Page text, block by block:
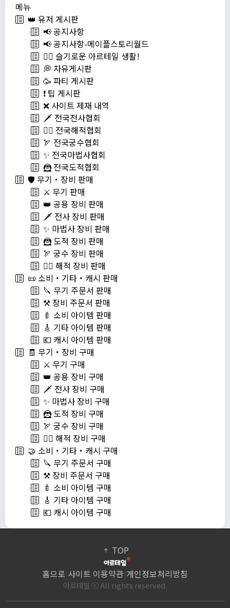
메뉴
👑 유저 게시판
📢 공지사항
📢 공지사항-메이플스토리월드
💁‍♂ 슬기로운 아르테일 생활!
💭 자유게시판
🥳 파티 게시판
❗️ 팁 게시판
❌ 사이트 제재 내역
🗡️ 전국전사협회
🏴‍☠️ 전국해적협회
🏹 전국궁수협회
✨ 전국마법사협회
🦹 전국도적협회
🛡️ 무기・장비 판매
⚔️ 무기 판매
👑 공용 장비 판매
🗡️ 전사 장비 판매
✨ 마법사 장비 판매
🦹 도적 장비 판매
🏹 궁수 장비 판매
🏴‍☠️ 해적 장비 판매
📜 소비・기타・캐시 판매
🔪 무기 주문서 판매
⚒️ 장비 주문서 판매
🍼 소비 아이템 판매
🎸 기타 아이템 판매
💶 캐시 아이템 판매
🧾 무기・장비 구매
⚔️ 무기 구매
👑 공용 장비 구매
🗡️ 전사 장비 구매
✨ 마법사 장비 구매
🦹 도적 장비 구매
🏹 궁수 장비 구매
🏴‍☠️ 해적 장비 구매
🤝 소비・기타・캐시 구매
🔪 무기 주문서 구매
⚒️ 장비 주문서 구매
🍼 소비 아이템 구매
🎸 기타 아이템 구매
💶 캐시 아이템 구매
TOP
홈으로 사이트 이용약관 개인정보처리방침
아르테일 ⓒ All rights reserved.